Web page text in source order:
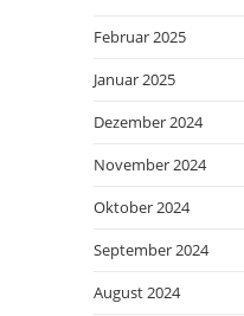
Februar 2025
Januar 2025
Dezember 2024
November 2024
Oktober 2024
September 2024
August 2024